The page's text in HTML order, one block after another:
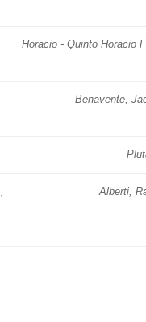
Horacio - Quinto Horacio
Benavente,
Alberti,